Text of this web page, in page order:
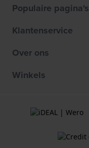
Populaire pagina's
Klantenservice
Over ons
Winkels